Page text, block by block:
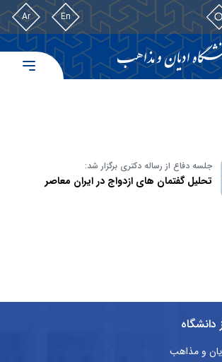
En
Ar
جلسه دفاع از رساله دکتری برگزار شد:
تحلیل گفتمان های ازدواج در ایران معاصر
دانشگاه
و مذاهب